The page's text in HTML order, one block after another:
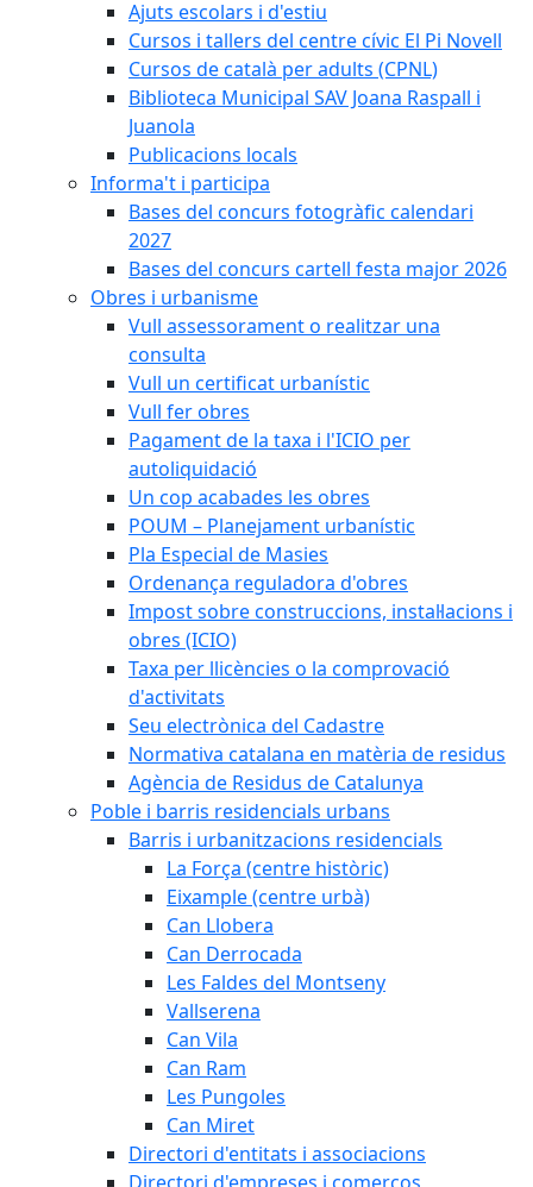
Ajuts escolars i d'estiu
Cursos i tallers del centre cívic El Pi Novell
Cursos de català per adults (CPNL)
Biblioteca Municipal SAV Joana Raspall i
Juanola
Publicacions locals
Informa't i participa
Bases del concurs fotogràfic calendari
2027
Bases del concurs cartell festa major 2026
Obres i urbanisme
Vull assessorament o realitzar una
consulta
Vull un certificat urbanístic
Vull fer obres
Pagament de la taxa i l'ICIO per
autoliquidació
Un cop acabades les obres
POUM – Planejament urbanístic
Pla Especial de Masies
Ordenança reguladora d'obres
Impost sobre construccions, instal·lacions i
obres (ICIO)
Taxa per llicències o la comprovació
d'activitats
Seu electrònica del Cadastre
Normativa catalana en matèria de residus
Agència de Residus de Catalunya
Poble i barris residencials urbans
Barris i urbanitzacions residencials
La Força (centre històric)
Eixample (centre urbà)
Can Llobera
Can Derrocada
Les Faldes del Montseny
Vallserena
Can Vila
Can Ram
Les Pungoles
Can Miret
Directori d'entitats i associacions